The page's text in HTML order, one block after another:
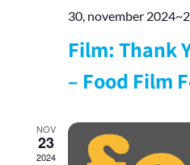
30, november
Film: Thank
– Food Film
NOV
23
2024